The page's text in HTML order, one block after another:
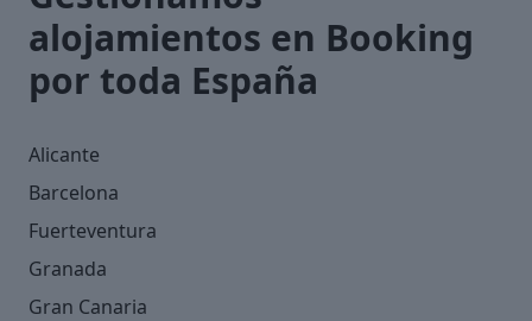
alojamientos en Booking
por toda España
Alicante
Barcelona
Fuerteventura
Granada
Gran Canaria